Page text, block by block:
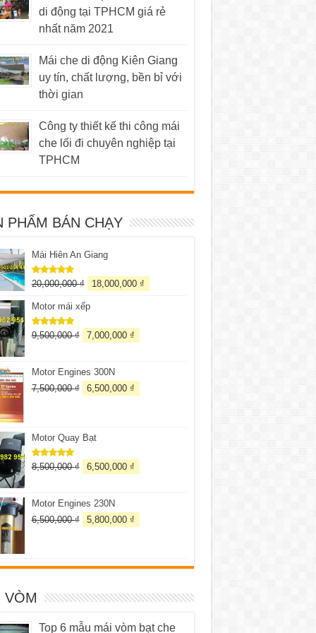
di động tại TPHCM giá rẻ
nhất năm 2021
Mái che di động Kiên Giang
uy tín, chất lượng, bền bỉ với
thời gian
Công ty thiết kế thi công mái
che lối đi chuyên nghiệp tại
TPHCM
PHẨM BÁN CHẠY
Mái Hiên An Giang
Được xếp
5 sao
20,000,000₫ 18,000,000 ₫
Motor mái xếp
Được xếp
9,500,000₫ 7,000,000 ₫
Motor Engines 300N
7,500,000₫ 6,500,000 ₫
Motor Quay Bạt
Được xếp
8,500,000₫ 6,500,000 ₫
Motor Engines 230N
6,500,000₫ 5,800,000 ₫
VÒM
Top 6 mẫu mái vòm bạt che